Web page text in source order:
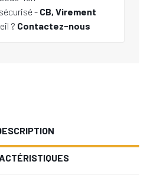
- CB, Virement
? Contactez-nous